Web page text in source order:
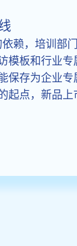
赖，培训部
模板和行业
保存为企业
起点，新品